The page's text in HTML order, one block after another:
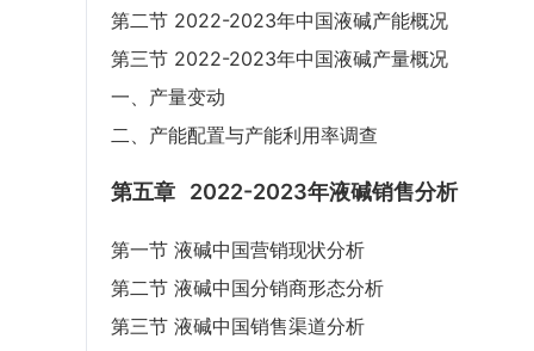
第二节 2022-2023年中国液碱产能概况
第三节 2022-2023年中国液碱产量概况
一、产量变动
二、产能配置与产能利用率调查
第五章 2022-2023年液碱销售分析
第一节 液碱中国营销现状分析
第二节 液碱中国分销商形态分析
第三节 液碱中国销售渠道分析